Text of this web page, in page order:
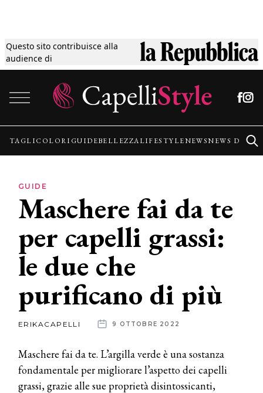
Questo sito contribuisce alla
audience di
Tagli
Colori
Guide
Lifestyle
News
News
dalle
TAGLICOLORI GUIDEBELLEZZALIFESTYLENEWSNEWS
GUIDE
Maschere fai da te
per capelli grassi:
le due che
purificano di più
ERIKACAPELLI 9 OTTOBRE 2022
Maschere fai da te. L’argilla verde è una sostanza
fondamentale per migliorare l’aspetto dei capelli
grassi, grazie alle sue proprietà disintossicanti,